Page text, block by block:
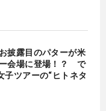
披露目のパターが米
会場に登場！？ で
子ツアーの“ヒトネタ